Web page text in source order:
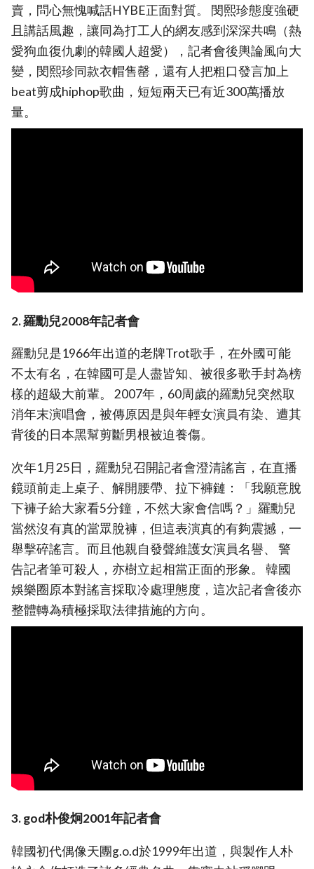
賣，問心無愧喊話HYBE正面對質。 閔熙珍態度強硬
且講話風趣，讓同為打工人的網友感到深深共鳴（熱
愛狗血復仇劇的韓國人超愛），記者會後輿論風向大
變，閔熙珍同款衣帽售罄，還有人把粗口發言加上
beat剪成hiphop歌曲，短短兩天已有近300萬播放
量。
2. 羅勳兒2008年記者會
羅勳兒是1966年出道的老牌Trot歌手，在外國可能
不太有名，在韓國可是人盡皆知、被很多歌手封為榜
樣的超級大前輩。 2007年，60周歲的羅勳兒突然取
消年末演唱會，被傳原因是與年輕女演員有染、遭其
背後的日本黑幫剪斷男根被迫養傷。
次年1月25日，羅勳兒召開記者會澄清謠言，在直播
鏡頭前走上桌子、解開腰帶、拉下褲鏈：「我願意脫
下褲子給大家看5分鐘，不然大家會信嗎？」羅勳兒
當然沒有真的當眾脫褲，但這表演真的有夠震撼，一
舉擊碎謠言。而且他親自發聲維護女演員名譽、 警
告記者筆可殺人，亦樹立起相當正面的形象。 韓國
娛樂圈原本對謠言採取冷處理態度，這次記者會後亦
整體轉為積極採取法律措施的方向。
3. god朴俊炯2001年記者會
韓國初代偶像天團g.o.d於1999年出道，與製作人朴